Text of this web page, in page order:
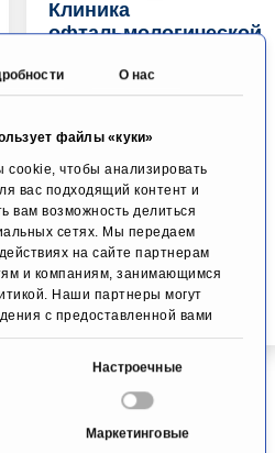
О нас
файлы «куки»
чтобы анализировать
вас подходящий контент и
вам возможность делиться
сетях. Мы передаем
на сайте партнерам
и компаниям, занимающимся
Наши партнеры могут
с предоставленной вами
которые они получили
Настроечные
Маркетинговые
Клиника
офтальмологической
Каймака и Клабе
хирургия
К профилю